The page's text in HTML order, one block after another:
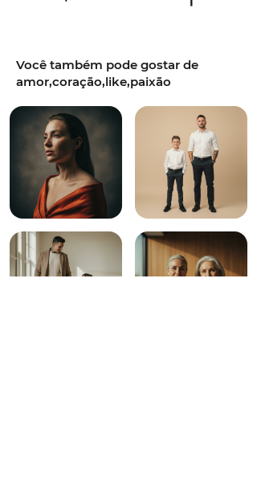
Você também pode gostar de
amor,coração,like,paixão